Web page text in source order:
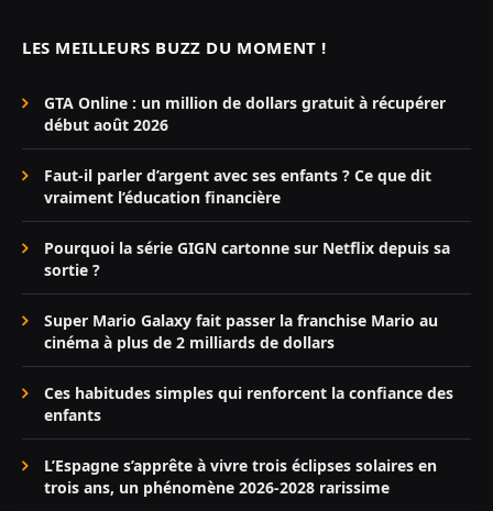
LES MEILLEURS BUZZ DU MOMENT !
GTA Online : un million de dollars gratuit à récupérer
début août 2026
Faut-il parler d’argent avec ses enfants ? Ce que dit
vraiment l’éducation financière
Pourquoi la série GIGN cartonne sur Netflix depuis sa
sortie ?
Super Mario Galaxy fait passer la franchise Mario au
cinéma à plus de 2 milliards de dollars
Ces habitudes simples qui renforcent la confiance des
enfants
L’Espagne s’apprête à vivre trois éclipses solaires en
trois ans, un phénomène 2026-2028 rarissime